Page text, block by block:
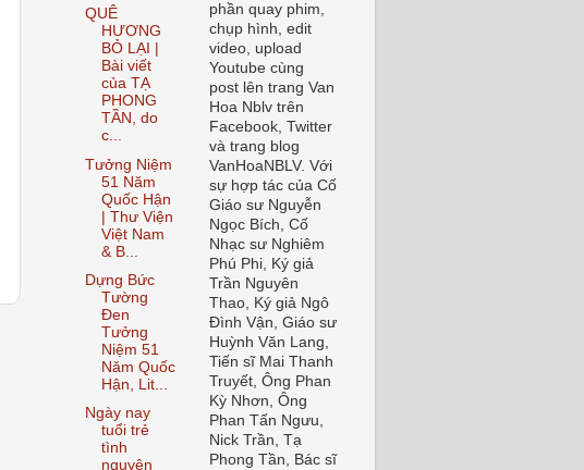
QUÊ
HƯƠNG
BỎ LẠI |
Bài viết
của TẠ
PHONG
TẦN, do
c...
Tưởng Niệm
51 Năm
Quốc Hận
| Thư Viện
Việt Nam
& B...
Dựng Bức
Tường
Đen
Tưởng
Niệm 51
Năm Quốc
Hận, Lit...
Ngày nay
tuổi trẻ
tình
nguyện
phần quay phim,
chụp hình, edit
video, upload
Youtube cùng
post lên trang Van
Hoa Nblv trên
Facebook, Twitter
và trang blog
VanHoaNBLV. Với
sự hợp tác của Cố
Giáo sư Nguyễn
Ngọc Bích, Cố
Nhạc sư Nghiêm
Phú Phi, Ký giả
Trần Nguyên
Thao, Ký giả Ngô
Đình Vận, Giáo sư
Huỳnh Văn Lang,
Tiến sĩ Mai Thanh
Truyết, Ông Phan
Kỳ Nhơn, Ông
Phan Tấn Ngưu,
Nick Trần, Tạ
Phong Tần, Bác sĩ